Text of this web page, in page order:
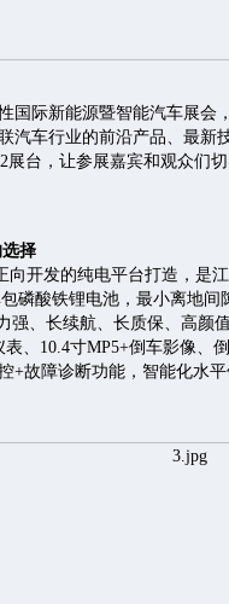
国际新能源暨智能汽车展会
汽车行业的前沿产品、最新
展台，让参展嘉宾和观众们
择
向开发的纯电平台打造，是
磷酸铁锂电池，最小离地间
强、长续航、长质保、高颜
、10.4寸MP5+倒车影像、
+故障诊断功能，智能化水平